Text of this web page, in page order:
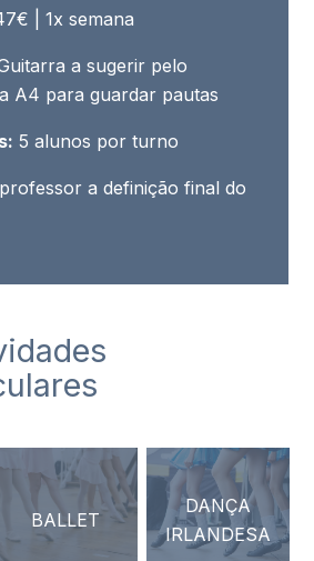
| 1x semana
a sugerir pelo
A4 para guardar pautas
5 alunos por turno
a definição final do
BALLET
DANÇA
IRLANDESA